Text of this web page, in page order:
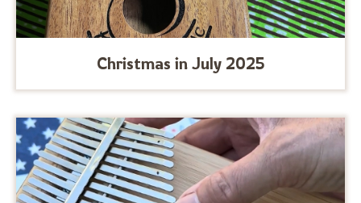
Christmas in July 2025